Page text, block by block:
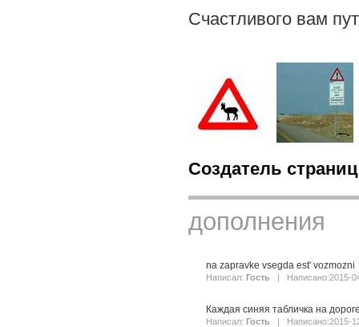
Счастливого вам
Создатель
дополнения
na zapravke vsegda est' vozmozni
Написал: Гость | Написано:2015-
Каждая синяя табличка на
Написал: Гость | Написано:2015-